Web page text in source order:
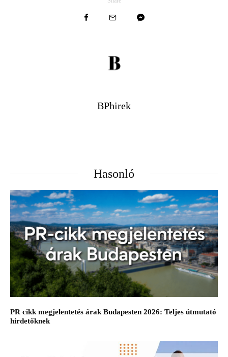
BPhirek
Hasonló
PR cikk megjelentetés árak Budapesten 2026: Teljes útmutató
hirdetőknek